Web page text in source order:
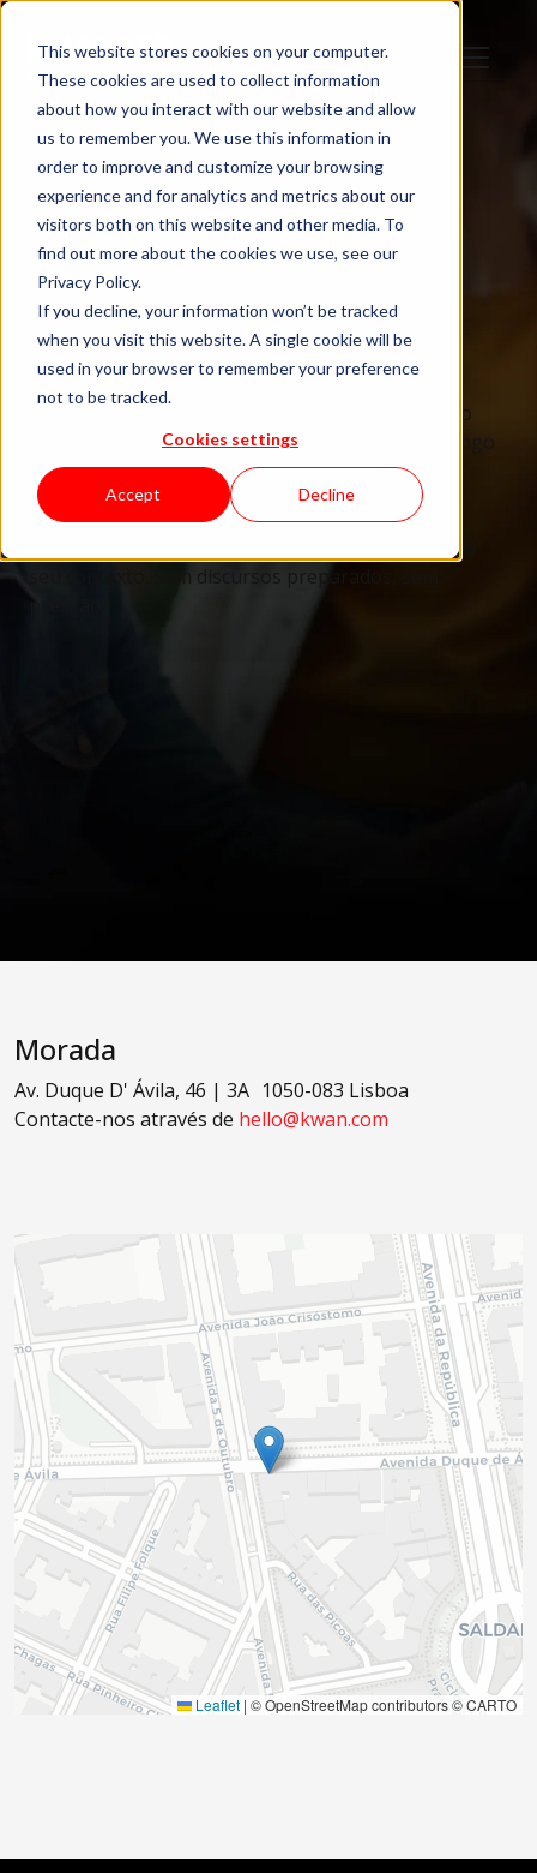
This website stores cookies on your computer.
These cookies are used to collect information
about how you interact with our website and allow
us to remember you. We use this information in
order to improve and customize your browsing
experience and for analytics and metrics about our
visitors both on this website and other media. To
find out more about the cookies we use, see our
Privacy Policy.
If you decline, your information won’t be tracked
when you visit this website. A single cookie will be
used in your browser to remember your preference
not to be tracked.
Cookies settings
Accept Decline
Vamos falar.
Se está a escalar capacidade técnica, a repensar o
modelo de entrega ou a avaliar um parceiro a longo
prazo, é aqui que a conversa começa.
Respondemos com clareza, estrutura e uma
perspetiva realista sobre o que faz sentido para o
Morada
Av. Duque D' Ávila, 46 | 3A 1050-083 Lisboa
Contacte-nos através de hello@kwan.com
Leaflet | © OpenStreetMap contributors © CARTO